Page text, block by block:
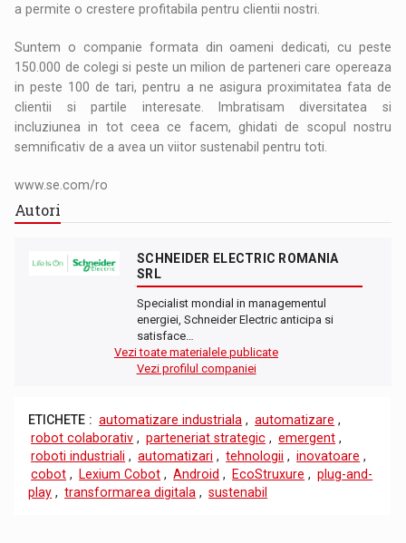
a permite o crestere profitabila pentru clientii nostri.
Suntem o companie formata din oameni dedicati, cu peste
150.000 de colegi si peste un milion de parteneri care opereaza
in peste 100 de tari, pentru a ne asigura proximitatea fata de
clientii si partile interesate. Imbratisam diversitatea si
incluziunea in tot ceea ce facem, ghidati de scopul nostru
semnificativ de a avea un viitor sustenabil pentru toti.
www.se.com/ro
Autori
SCHNEIDER ELECTRIC ROMANIA
SRL
Specialist mondial in managementul
energiei, Schneider Electric anticipa si
satisface…
Vezi toate materialele publicate
Vezi profilul companiei
ETICHETE : automatizare industriala , automatizare ,
robot colaborativ , parteneriat strategic , emergent ,
roboti industriali , automatizari , tehnologii , inovatoare ,
cobot , Lexium Cobot , Android , EcoStruxure , plug-and-
play , transformarea digitala , sustenabil